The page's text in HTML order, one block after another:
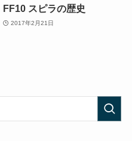
FF10 スピラの歴史
2017年2月21日